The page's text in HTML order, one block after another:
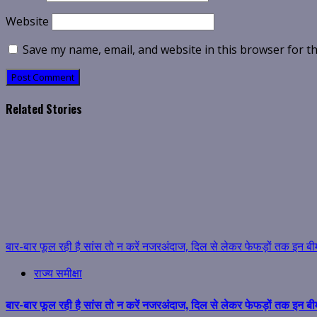
Website
Save my name, email, and website in this browser for
Related Stories
बार-बार फूल रही है सांस तो न करें नजरअंदाज, दिल से लेकर फेफड़ों तक इन
राज्य समीक्षा
बार-बार फूल रही है सांस तो न करें नजरअंदाज, दिल से लेकर फेफड़ों तक इन